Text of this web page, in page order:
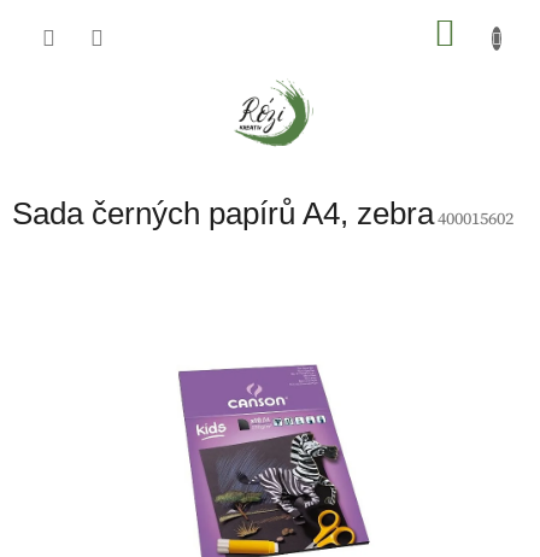
Sada černých papírů A4, zebra400015602